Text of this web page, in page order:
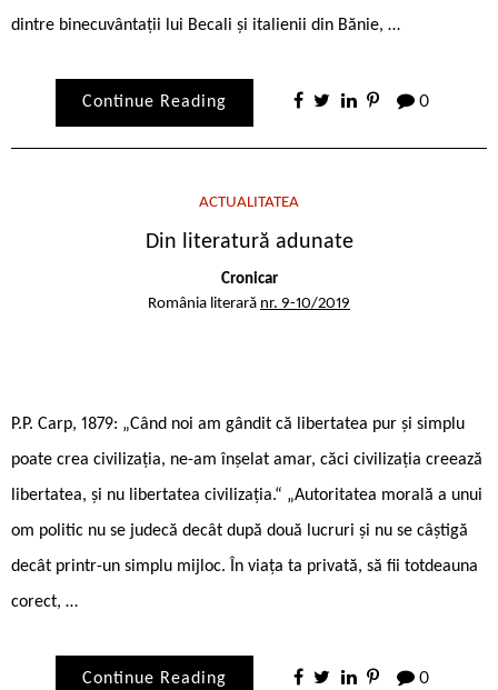
dintre binecuvântații lui Becali și italienii din Bănie, …
Continue Reading 0
ACTUALITATEA
Din literatură adunate
Cronicar
România literară nr. 9-10/2019
P.P. Carp, 1879: „Când noi am gândit că libertatea pur și simplu
poate crea civilizația, ne-am înșelat amar, căci civilizația creează
libertatea, și nu libertatea civilizația.“ „Autoritatea morală a unui
om politic nu se judecă decât după două lucruri și nu se câștigă
decât printr-un simplu mijloc. În viața ta privată, să fii totdeauna
corect, …
Continue Reading 0